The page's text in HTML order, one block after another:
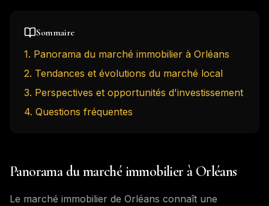
Sommaire
1. Panorama du marché immobilier à Orléans
2. Tendances et évolutions du marché local
3. Perspectives et opportunités d'investissement
4. Questions fréquentes
Panorama du marché immobilier à Orléans
Le marché immobilier de Orléans connaît une